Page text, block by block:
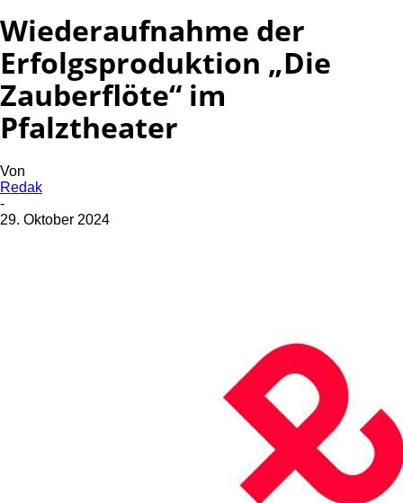
Wiederaufnahme der
Erfolgsproduktion „Die
Zauberflöte“ im
Pfalztheater
Von
Redak
-
29. Oktober 2024